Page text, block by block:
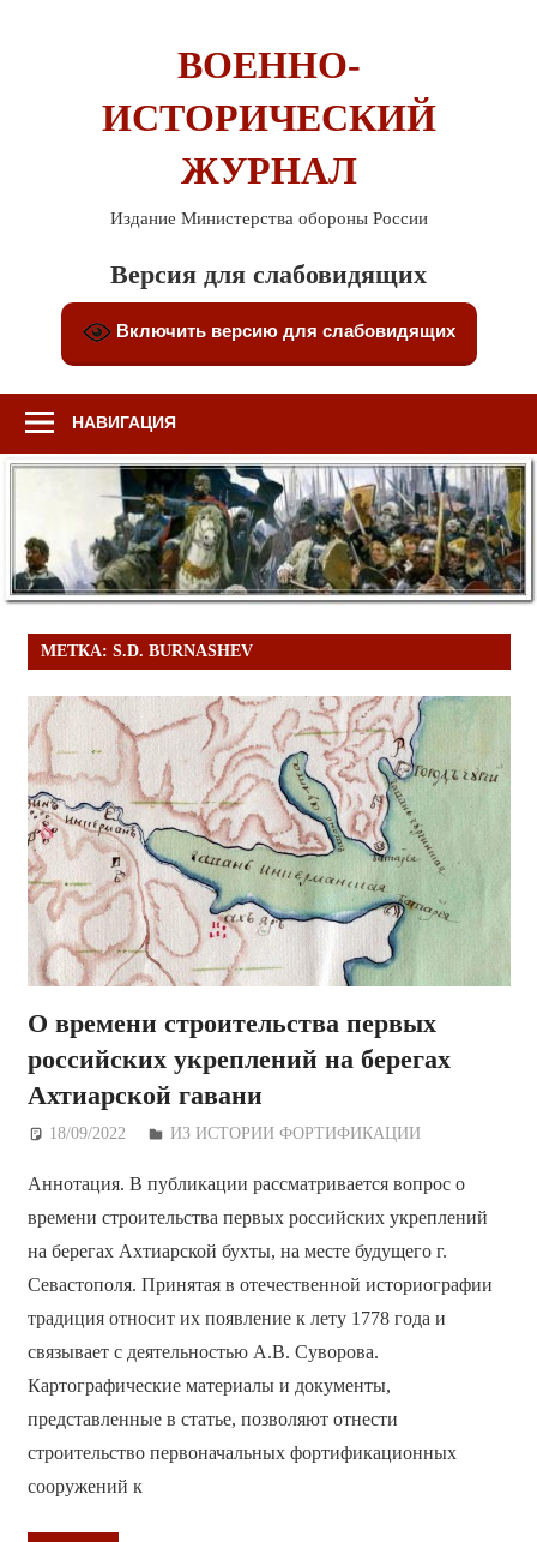
ВОЕННО-
ИСТОРИЧЕСКИЙ
ЖУРНАЛ
Издание Министерства обороны России
Версия для слабовидящих
Включить версию для слабовидящих
НАВИГАЦИЯ
МЕТКА: S.D. BURNASHEV
О времени строительства первых
российских укреплений на берегах
Ахтиарской гавани
18/09/2022 Дежурный по Редакции
ИЗ ИСТОРИИ ФОРТИФИКАЦИИ
Аннотация. В публикации рассматривается вопрос о
времени строительства первых российских укреплений
на берегах Ахтиарской бухты, на месте будущего г.
Севастополя. Принятая в отечественной историографии
традиция относит их появление к лету 1778 года и
связывает с деятельностью А.В. Суворова.
Картографические материалы и документы,
представленные в статье, позволяют отнести
строительство первоначальных фортификационных
сооружений к